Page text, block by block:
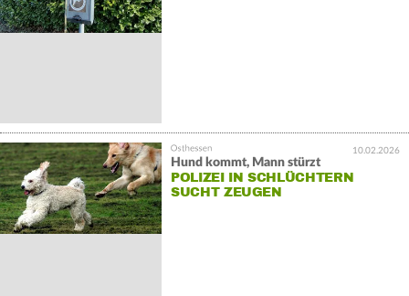
10.02.2026
Hund kommt, Mann stürzt
POLIZEI IN SCHLÜCHTERN
SUCHT ZEUGEN